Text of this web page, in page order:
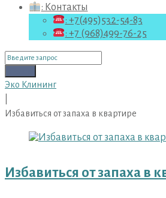
: Контакты
: +7(495)532-54-83
: +7 (968)499-76-25
Поиск
для:
Эко Клининг
Избавиться от запаха в квартире
Метка:
от
запаха
Избавиться от запаха в